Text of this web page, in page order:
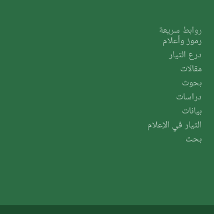
روابط سريعة
رموز وأعلام
درع التيار
مقالات
بحوث
دراسات
بيانات
التيار في الإعلام
بحث